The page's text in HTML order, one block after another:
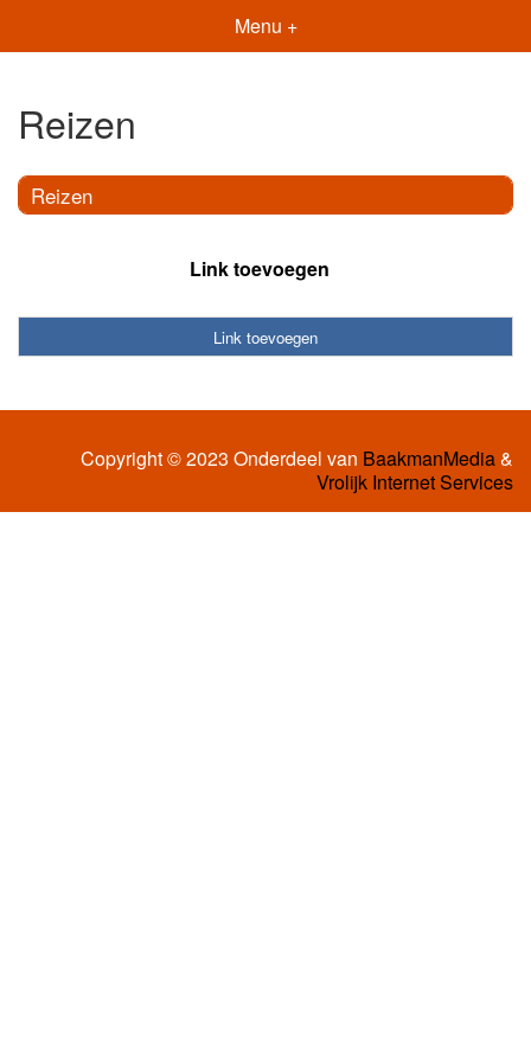
Menu +
Reizen
Reizen
Link toevoegen
Link toevoegen
Copyright © 2023 Onderdeel van BaakmanMedia&
Vrolijk Internet Services